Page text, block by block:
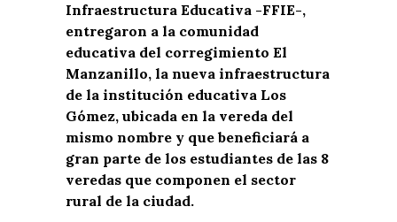
Infraestructura Educativa -FFIE-,
entregaron a la comunidad
educativa del corregimiento El
Manzanillo, la nueva infraestructura
de la institución educativa Los
Gómez, ubicada en la vereda del
mismo nombre y que beneficiará a
gran parte de los estudiantes de las 8
veredas que componen el sector
rural de la ciudad.